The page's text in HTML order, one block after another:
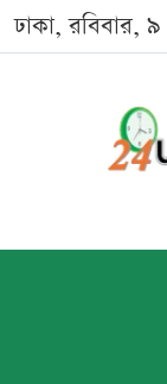
ঢাকা, রবিবার,